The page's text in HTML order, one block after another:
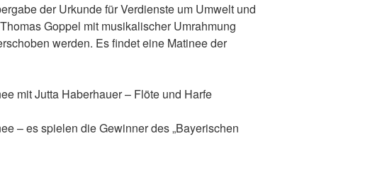
der Urkunde für Verdienste um Umwelt und
Goppel mit musikalischer Umrahmung
werden. Es findet eine Matinee der
mit Jutta Haberhauer – Flöte und Harfe
– es spielen die Gewinner des „Bayerischen